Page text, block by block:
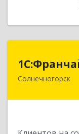
Солнечногорск
141503,